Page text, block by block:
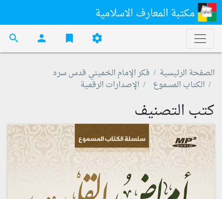
مكتبة المعارف الاسلامية
settings
bookmark
person
search
الصفحة الرئيسية
فكر الإمام الخميني قدس سره
الكتاب المسموع
الإصدارات الرقمية
كتب التصنيف